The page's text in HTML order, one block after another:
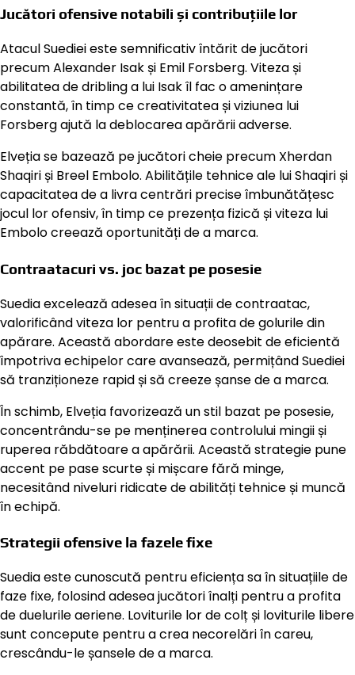
Jucători ofensive notabili și contribuțiile lor
Atacul Suediei este semnificativ întărit de jucători
precum Alexander Isak și Emil Forsberg. Viteza și
abilitatea de dribling a lui Isak îl fac o amenințare
constantă, în timp ce creativitatea și viziunea lui
Forsberg ajută la deblocarea apărării adverse.
Elveția se bazează pe jucători cheie precum Xherdan
Shaqiri și Breel Embolo. Abilitățile tehnice ale lui Shaqiri și
capacitatea de a livra centrări precise îmbunătățesc
jocul lor ofensiv, în timp ce prezența fizică și viteza lui
Embolo creează oportunități de a marca.
Contraatacuri vs. joc bazat pe posesie
Suedia excelează adesea în situații de contraatac,
valorificând viteza lor pentru a profita de golurile din
apărare. Această abordare este deosebit de eficientă
împotriva echipelor care avansează, permițând Suediei
să tranziționeze rapid și să creeze șanse de a marca.
În schimb, Elveția favorizează un stil bazat pe posesie,
concentrându-se pe menținerea controlului mingii și
ruperea răbdătoare a apărării. Această strategie pune
accent pe pase scurte și mișcare fără minge,
necesitând niveluri ridicate de abilități tehnice și muncă
în echipă.
Strategii ofensive la fazele fixe
Suedia este cunoscută pentru eficiența sa în situațiile de
faze fixe, folosind adesea jucători înalți pentru a profita
de duelurile aeriene. Loviturile lor de colț și loviturile libere
sunt concepute pentru a crea necorelări în careu,
crescându-le șansele de a marca.